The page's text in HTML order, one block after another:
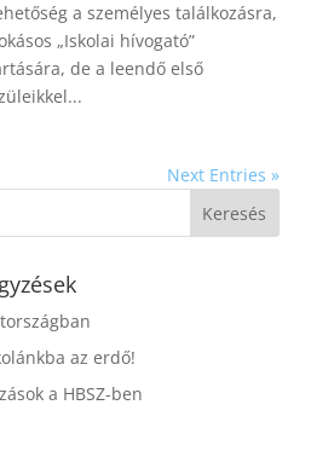
a személyes találkozásra,
„Iskolai hívogató”
de a leendő első
Next Entries »
az erdő!
a HBSZ-ben